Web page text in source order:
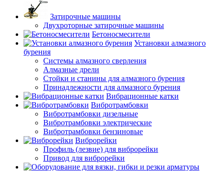
Затирочные машины
Двухроторные затирочные машины
Бетоносмесители
Установки алмазного
бурения
Системы алмазного сверления
Алмазные дрели
Стойки и станины для алмазного бурения
Принадлежности для алмазного бурения
Вибрационные катки
Вибротрамбовки
Вибротрамбовки дизельные
Вибротрамбовки электрические
Вибротрамбовки бензиновые
Виброрейки
Профиль (лезвие) для виброрейки
Привод для виброрейки